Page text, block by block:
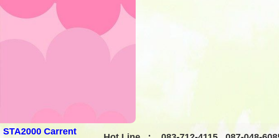
STA2000 Carrent